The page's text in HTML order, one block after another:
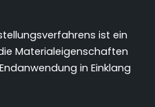
ist ein
Materialeigenschaften
in Einklang